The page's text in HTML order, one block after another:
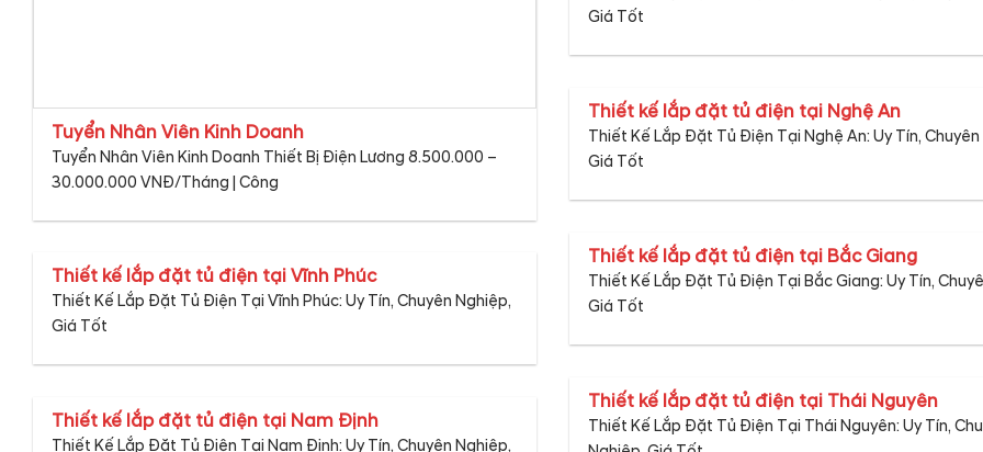
Tuyển Nhân Viên Kinh Doanh
Tuyển Nhân Viên Kinh Doanh Thiết Bị Điện Lương 8.500.000 –
30.000.000 VNĐ/Tháng | Công
Giá Tốt
Thiết kế lắp đặt tủ điện tại Nghệ An
Thiết Kế Lắp Đặt Tủ Điện Tại Nghệ An: Uy Tín,
Giá Tốt
Thiết kế lắp đặt tủ điện tại Bắc Giang
Thiết Kế Lắp Đặt Tủ Điện Tại Bắc Giang: Uy Tín,
Giá Tốt
Thiết kế lắp đặt tủ điện tại Vĩnh Phúc
Thiết Kế Lắp Đặt Tủ Điện Tại Vĩnh Phúc: Uy Tín, Chuyên Nghiệp,
Giá Tốt
Thiết kế lắp đặt tủ điện tại Thái Nguyên
Thiết Kế Lắp Đặt Tủ Điện Tại Thái Nguyên: Uy Tín,
Thiết kế lắp đặt tủ điện tại Nam Định
Thiết Kế Lắp Đặt Tủ Điện Tại Nam Định: Uy Tín, Chuyên Nghiệp,